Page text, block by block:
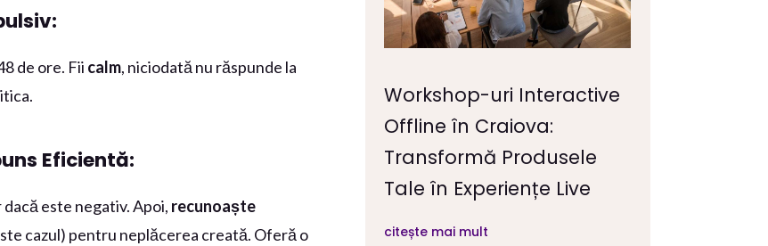
de ore. Fii calm, niciodată nu răspunde la
Eficientă:
dacă este negativ. Apoi, recunoaște
cazul) pentru neplăcerea creată. Oferă o
Workshop-uri Interactive
Offline în Craiova:
Transformă Produsele
Tale în Experiențe Live
citește mai mult